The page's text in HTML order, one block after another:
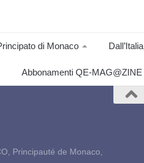
di Monaco Dall’Italia
Abbonamenti QE-MAG@ZINE
Principauté de Monaco,